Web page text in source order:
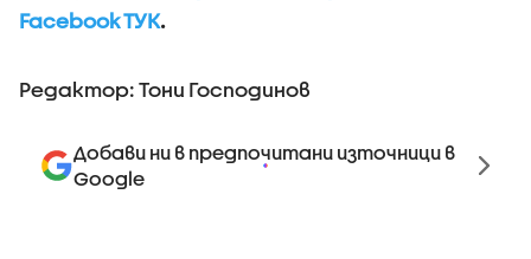
Facebook ТУК.
Редактор: Тони Господинов
Добави ни в предпочитани източници в
Google